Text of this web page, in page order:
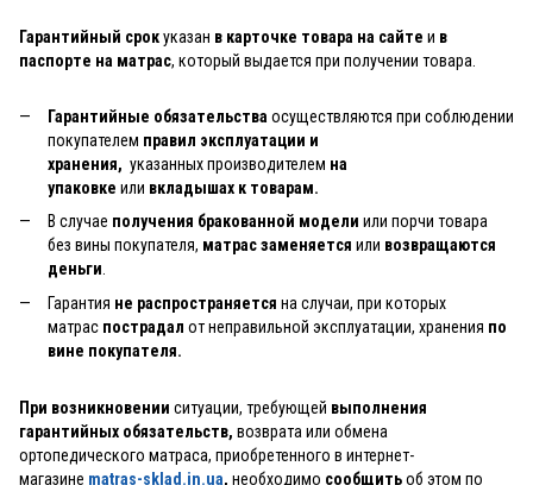
Гарантийный срокуказан в карточке товара на сайте и в
паспорте на матрас, который выдается при получении товара.
Гарантийные обязательства осуществляются при соблюдении
покупателем правил эксплуатации и
хранения, указанных производителем на
упаковке или вкладышах к товарам.
В случае получения бракованной модели или порчи товара
без вины покупателя, матрас заменяется или возвращаются
деньги.
Гарантия не распространяется на случаи, при которых
матрас пострадал от неправильной эксплуатации, хранения по
вине покупателя.
При возникновении ситуации, требующей выполнения
гарантийных обязательств, возврата или обмена
ортопедического матраса, приобретенного в интернет-
магазине matras-sklad.in.ua, необходимо сообщитьоб этом по